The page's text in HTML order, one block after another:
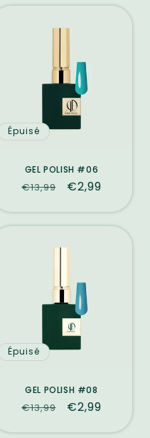
Épuisé
GEL POLISH #06
Prix
€13,99
Prix
€2,99
Épuisé
GEL POLISH #08
Prix
€13,99
Prix
€2,99